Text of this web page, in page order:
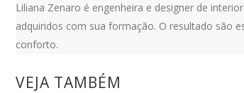
Liliana Zenaro é engenheira e designer de
adquiridos com sua formação. O resultado são
conforto.
VEJA TAMBÉM